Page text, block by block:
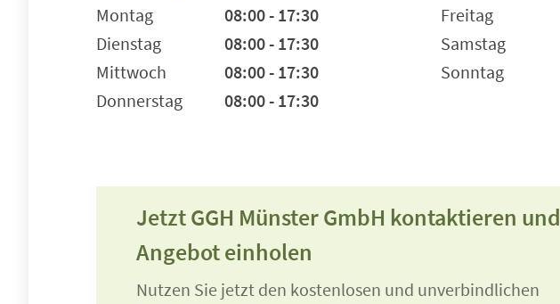
Montag
08:00 - 17:30
Dienstag
08:00 - 17:30
Mittwoch
08:00 - 17:30
Donnerstag
08:00 - 17:30
Freitag
Samstag
Sonntag
Jetzt GGH Münster GmbH kontaktieren und
Angebot einholen
Nutzen Sie jetzt den kostenlosen und unverbindlichen